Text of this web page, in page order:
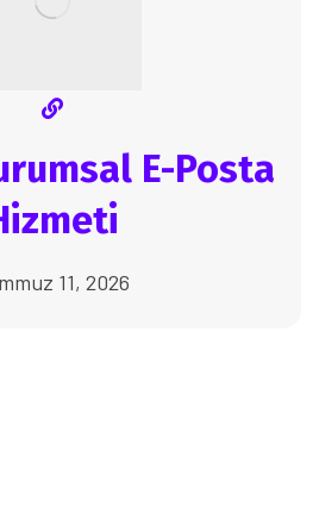
E-Posta
11, 2026